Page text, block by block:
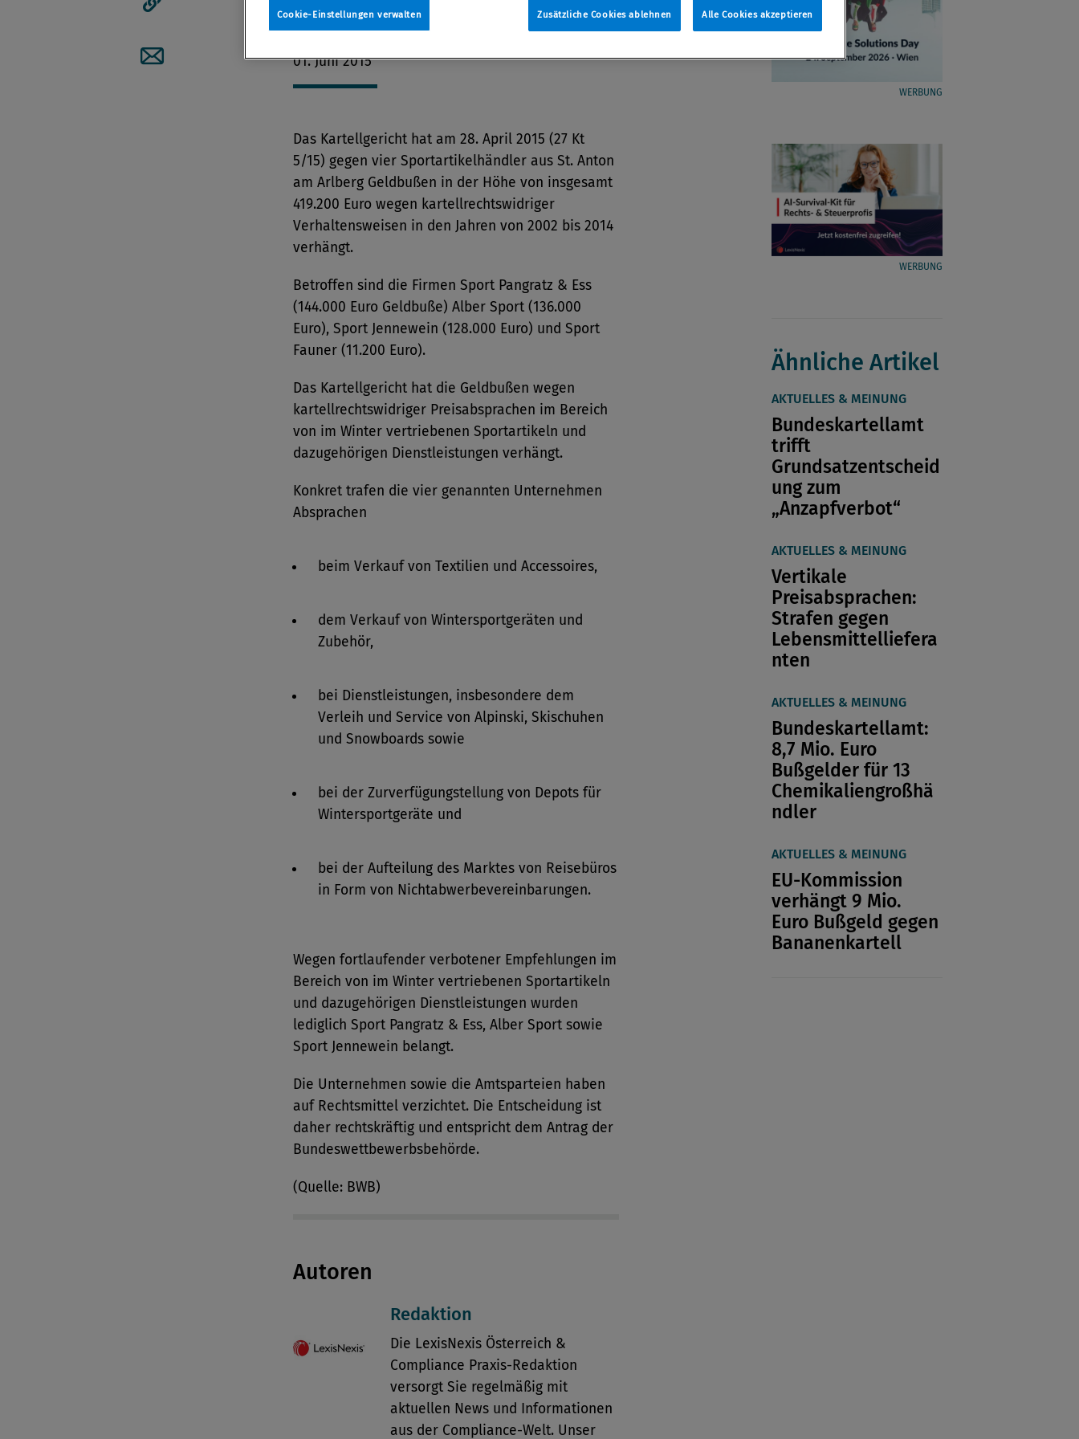
Artikellink kopieren
Artikel per Mail teilen
01. Juni 2015
Das Kartellgericht hat am 28. April 2015 (27 Kt
5/15) gegen vier Sportartikelhändler aus St. Anton
am Arlberg Geldbußen in der Höhe von insgesamt
419.200 Euro wegen kartellrechtswidriger
Verhaltensweisen in den Jahren von 2002 bis 2014
verhängt.
Betroffen sind die Firmen Sport Pangratz & Ess
(144.000 Euro Geldbuße) Alber Sport (136.000
Euro), Sport Jennewein (128.000 Euro) und Sport
Fauner (11.200 Euro).
Das Kartellgericht hat die Geldbußen wegen
kartellrechtswidriger Preisabsprachen im Bereich
von im Winter vertriebenen Sportartikeln und
dazugehörigen Dienstleistungen verhängt.
Konkret trafen die vier genannten Unternehmen
Absprachen
beim Verkauf von Textilien und Accessoires,
dem Verkauf von Wintersportgeräten und
Zubehör,
bei Dienstleistungen, insbesondere dem
Verleih und Service von Alpinski, Skischuhen
und Snowboards sowie
bei der Zurverfügungstellung von Depots für
Wintersportgeräte und
bei der Aufteilung des Marktes von Reisebüros
in Form von Nichtabwerbevereinbarungen.
Wegen fortlaufender verbotener Empfehlungen im
Bereich von im Winter vertriebenen Sportartikeln
und dazugehörigen Dienstleistungen wurden
lediglich Sport Pangratz & Ess, Alber Sport sowie
Sport Jennewein belangt.
Die Unternehmen sowie die Amtsparteien haben
auf Rechtsmittel verzichtet. Die Entscheidung ist
daher rechtskräftig und entspricht dem Antrag der
Bundeswettbewerbsbehörde.
(Quelle: BWB)
Autoren
Redaktion
Die LexisNexis Österreich &
Compliance Praxis-Redaktion
versorgt Sie regelmäßig mit
aktuellen News und Informationen
aus der Compliance-Welt. Unser
WERBUNG
WERBUNG
Ähnliche Artikel
AKTUELLES & MEINUNG
Bundeskartellamt
trifft
Grundsatzentscheid
ung zum
„Anzapfverbot“
AKTUELLES & MEINUNG
Vertikale
Preisabsprachen:
Strafen gegen
Lebensmittelliefera
nten
AKTUELLES & MEINUNG
Bundeskartellamt:
8,7 Mio. Euro
Bußgelder für 13
Chemikaliengroßhä
ndler
AKTUELLES & MEINUNG
EU-Kommission
verhängt 9 Mio.
Euro Bußgeld gegen
Bananenkartell
Zusätzliche Cookies ablehnen Alle Cookies akzeptieren
Cookie-Einstellungen verwalten